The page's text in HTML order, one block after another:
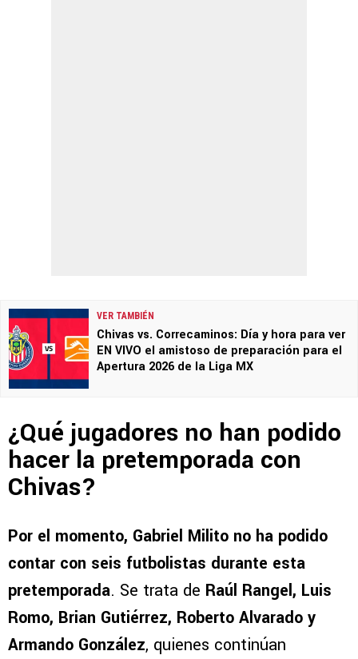
VER TAMBIÉN
Chivas vs. Correcaminos: Día y hora para ver
EN VIVO el amistoso de preparación para el
Apertura 2026 de la Liga MX
¿Qué jugadores no han podido
hacer la pretemporada con
Chivas?
Por el momento, Gabriel Milito no ha podido
contar con seis futbolistas durante esta
pretemporada. Se trata de Raúl Rangel, Luis
Romo, Brian Gutiérrez, Roberto Alvarado y
Armando González, quienes continúan